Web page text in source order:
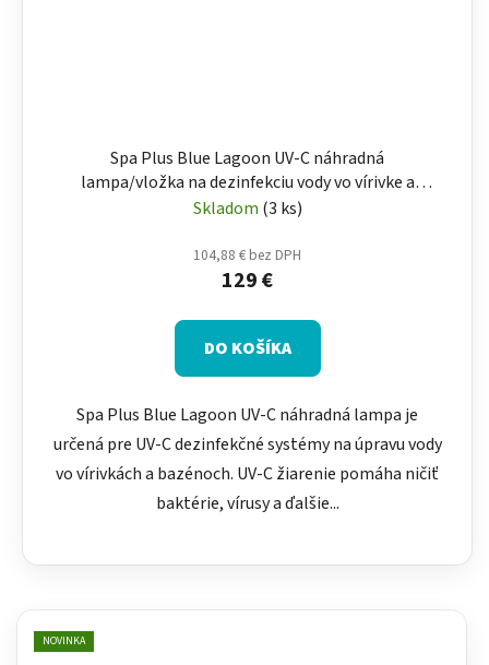
Spa Plus Blue Lagoon UV-C náhradná
lampa/vložka na dezinfekciu vody vo vírivke a
bezéne bez chémie
Skladom (3 ks)
104,88 € bez DPH
129 €
DO KOŠÍKA
Spa Plus Blue Lagoon UV-C náhradná lampa je
určená pre UV-C dezinfekčné systémy na úpravu vody
vo vírivkách a bazénoch. UV-C žiarenie pomáha ničiť
baktérie, vírusy a ďalšie...
NOVINKA